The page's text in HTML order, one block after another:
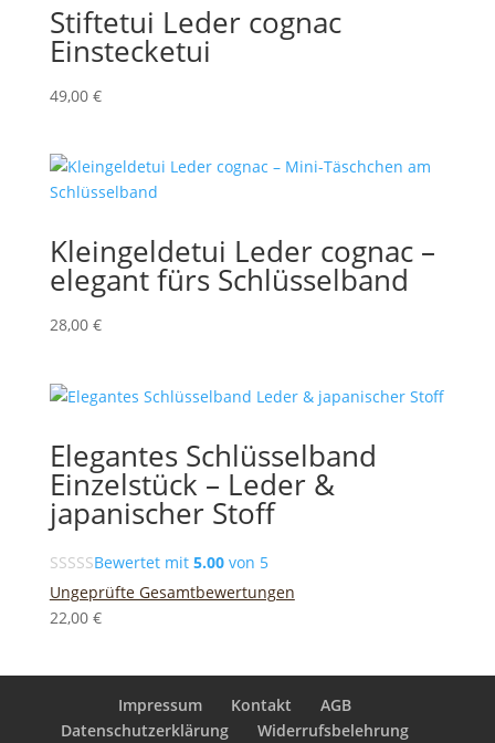
Stiftetui Leder cognac
Einstecketui
49,00 €
Kleingeldetui Leder cognac –
elegant fürs Schlüsselband
28,00 €
Elegantes Schlüsselband
Einzelstück – Leder &
japanischer Stoff
Bewertet mit 5.00von 5
Ungeprüfte Gesamtbewertungen
22,00 €
Impressum Kontakt
AGB
Datenschutzerklärung
Widerrufsbelehrung